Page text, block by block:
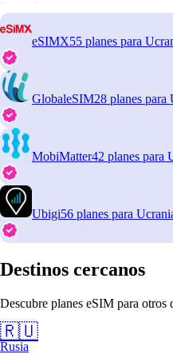
eSIMX55 planes para
GlobaleSIM28 planes para
MobiMatter42 planes para
Ubigi56 planes para
Destinos cercanos
Descubre planes eSIM para otros
🇷🇺
Rusia